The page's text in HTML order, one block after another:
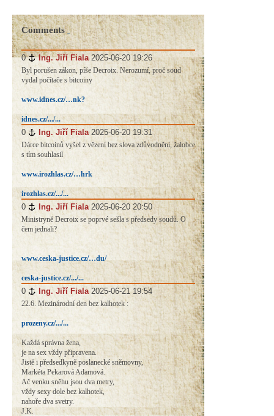
Comments
0 # Ing. Jiří Fiala 2025-06-20 19:26
Byl porušen zákon, píše Decroix. Nerozumí, proč soud
vydal počítače s bitcoiny
www.idnes.cz/…nk?
idnes.cz/.../...
0 # Ing. Jiří Fiala 2025-06-20 19:31
Dárce bitcoinů vyšel z vězení bez slova zdůvodnění, žalobce
s tím souhlasil
www.irozhlas.cz/…hrk
irozhlas.cz/.../...
0 # Ing. Jiří Fiala 2025-06-20 20:50
Ministryně Decroix se poprvé sešla s předsedy soudů. O
čem jednali?
www.ceska-justice.cz/…du/
ceska-justice.cz/.../...
0 # Ing. Jiří Fiala 2025-06-21 19:54
22.6. Mezinárodní den bez kalhotek :
prozeny.cz/.../...
Každá správna žena,
je na sex vždy připravena.
Jistě i předsedkyně poslanecké sněmovny,
Markéta Pekarová Adamová.
Ač venku sněhu jsou dva metry,
vždy sexy dole bez kalhotek,
nahoře dva svetry.
J.K.